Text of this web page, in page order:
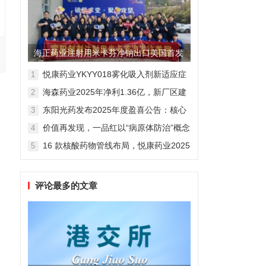
海正药业注射用米卡芬净钠出口美国首发
制剂全球化迈出关键一步
1
悦康药业YKYY018雾化吸入剂新适应症
感染防治
2
海森药业2025年净利1.36亿，新厂区建
3
东阳光药发布2025年度盈喜公告：核心
维度
4
价值再发现，一品红以“病原体防治”概念
5
16 款核酸药物管线布局，悦康药业2025
评论最多的文章